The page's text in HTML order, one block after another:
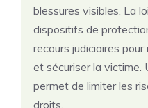
blessures visibles. La
dispositifs de
recours judiciaires
et sécuriser la victime.
permet de limiter les
droits.